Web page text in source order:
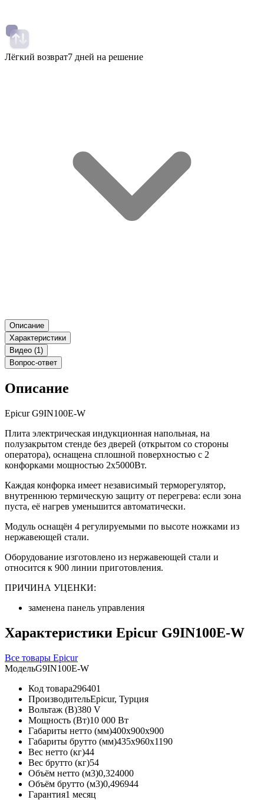
Лёгкий возврат7 дней на решение
Описание
Характеристики
Видео (1)
Вопрос-ответ
Описание
Epicur G9IN100E-W
Плита электрическая индукционная напольная, на
полузакрытом стенде без дверей (открытом со стороны
оператора), оснащена сплошной поверхностью с 2
конфорками мощностью 2х5000Вт.
Каждая конфорка имеет независимый терморегулятор,
внутреннюю термическую защиту от перегрева: если зона
пуста, её нагрев уменьшится автоматически.
Модуль оснащён 4 регулируемыми по высоте ножками из
нержавеющей стали.
Оборудование изготовлено из нержавеющей стали и
относится к 900 линии приготовления.
ПРИЧИНА УЦЕНКИ:
заменена панель управления
Характеристики Epicur G9IN100E-W
Все товары Epicur
МодельG9IN100E-W
Код товара296401
ПроизводительEpicur, Турция
Вольтаж (В)380 V
Мощность (Вт)10 000 Вт
Габариты нетто (мм)400x900x900
Габариты брутто (мм)435x960x1190
Вес нетто (кг)44
Вес брутто (кг)54
Объём нетто (м3)0,324000
Объём брутто (м3)0,496944
Гарантия1 месяц